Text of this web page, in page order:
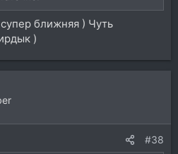
ближняя ) Чуть
)
#38